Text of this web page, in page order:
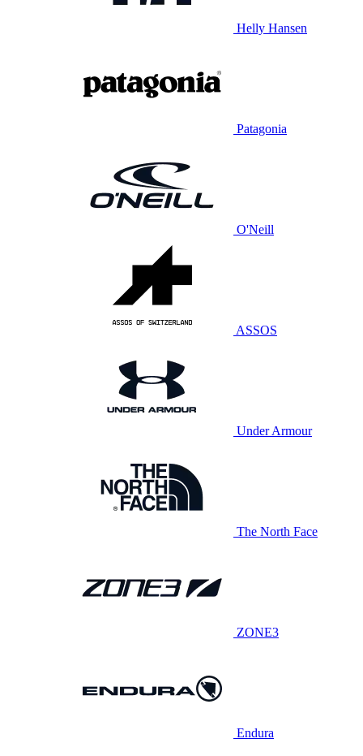
Helly Hansen
Patagonia
O'Neill
ASSOS
Under Armour
The North Face
ZONE3
Endura